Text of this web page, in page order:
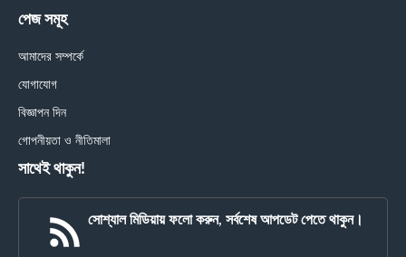
পেজ সমূহ
আমাদের সম্পর্কে
যোগাযোগ
বিজ্ঞাপন দিন
গোপনীয়তা ও নীতিমালা
সাথেই থাকুন!
সোশ্যাল মিডিয়ায় ফলো করুন, সর্বশেষ আপডেট পেতে থাকুন।